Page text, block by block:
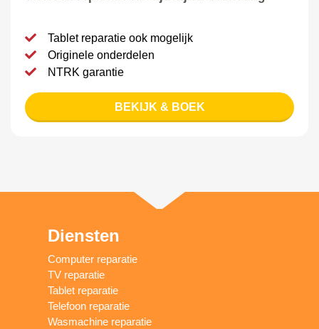
Tablet reparatie ook mogelijk
Originele onderdelen
NTRK garantie
BEKIJK & BOEK
Diensten
Computer reparatie
TV reparatie
Tablet reparatie
Telefoon reparatie
Wasmachine reparatie